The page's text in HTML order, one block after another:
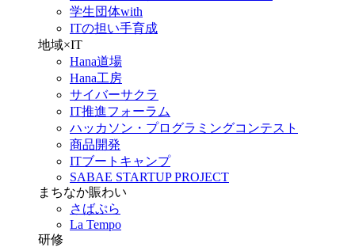
学生団体with
ITの担い手育成
地域×IT
Hana道場
Hana工房
サイバーサクラ
IT推進フォーラム
ハッカソン・プログラミングコンテスト
商品開発
ITブートキャンプ
SABAE STARTUP PROJECT
まちなか賑わい
さばぷら
La Tempo
研修